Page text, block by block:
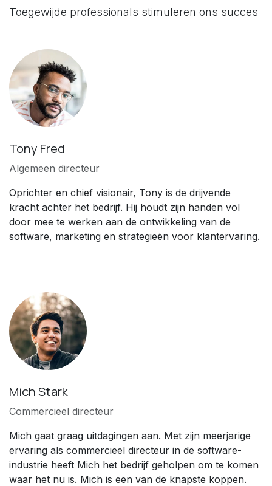
Toegewijde professionals stimuleren ons succes
Tony Fred
Algemeen directeur
Oprichter en chief visionair, Tony is de drijvende
kracht achter het bedrijf. Hij houdt zijn handen vol
door mee te werken aan de ontwikkeling van de
software, marketing en strategieën voor klantervaring.
Mich Stark
Commercieel directeur
Mich gaat graag uitdagingen aan. Met zijn meerjarige
ervaring als commercieel directeur in de software-
industrie heeft Mich het bedrijf geholpen om te komen
waar het nu is. Mich is een van de knapste koppen.